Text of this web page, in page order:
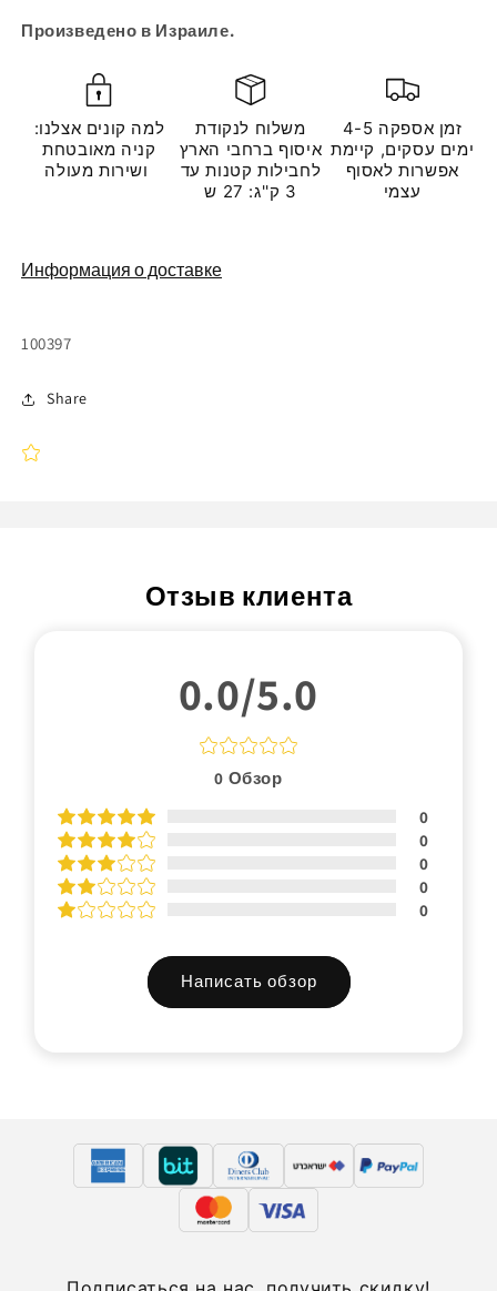
Произведено в Израиле.
למה קונים אצלנו:
קניה מאובטחת
משלוח לנקודת
איסוף ברחבי הארץ
לחבילות קטנות עד
3 ק''ג: 27 ש
זמן אספקה 4-5
ימים עסקים, קיימת
אפשרות לאסוף
עצמי
Информация о доставке
Артикул:
100397
Share
Отзыв клиента
0.0/5.0
0 Обзор
0
0
0
0
0
Написать обзор